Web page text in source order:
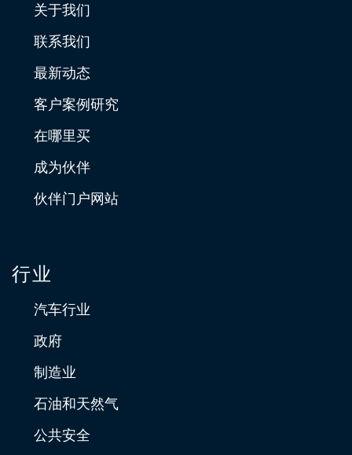
关于我们
联系我们
最新动态
客户案例研究
在哪里买
成为伙伴
伙伴门户网站
行业
汽车行业
政府
制造业
石油和天然气
公共安全